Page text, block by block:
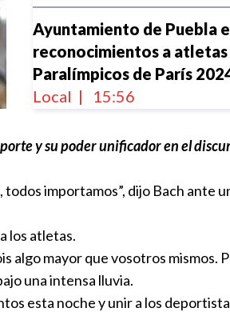
Ayuntamiento de Puebla
reconocimientos a
Paralímpicos de París
Local | 15:56
Francia gastó al menos
París
Notre Dame recibe la
París 2024
Internacional
09:08
y su poder unificador en el
importamos”, dijo Bach ante
los atletas.
algo mayor que vosotros
una intensa lluvia.
esta noche y unir a los